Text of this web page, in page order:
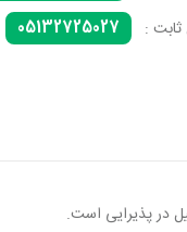
ثابت :
05132725027
در پذیرایی است.